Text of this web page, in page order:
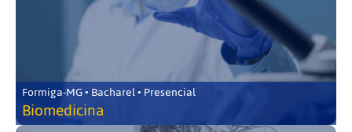
Formiga-MG • Bacharel • Presencial
Biomedicina